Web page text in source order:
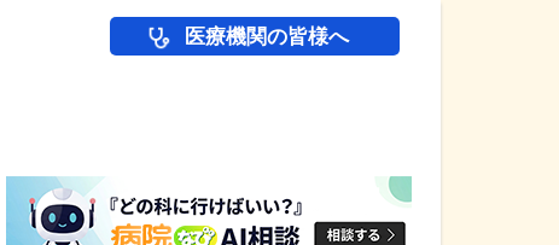
医療機関の皆様へ